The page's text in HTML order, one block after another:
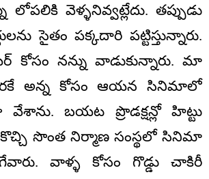
లోపలికి వెళ్ళనివ్వట్లేదు. తప్పుడు
సైతం పక్కదారి పట్టిస్తున్నారు.
కోసం నన్ను వాడుకున్నారు. మా
అన్న కోసం ఆయన సినిమాలో
బయట ప్రొడక్షన్లో హిట్టు
సొంత నిర్మాణ సంస్థలో సినిమా
వాళ్ళ కోసం గొడ్డు చాకిరీ